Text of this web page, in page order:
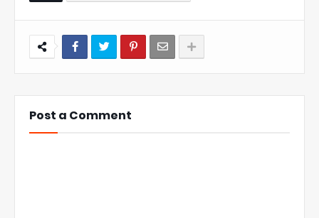
Post a Comment